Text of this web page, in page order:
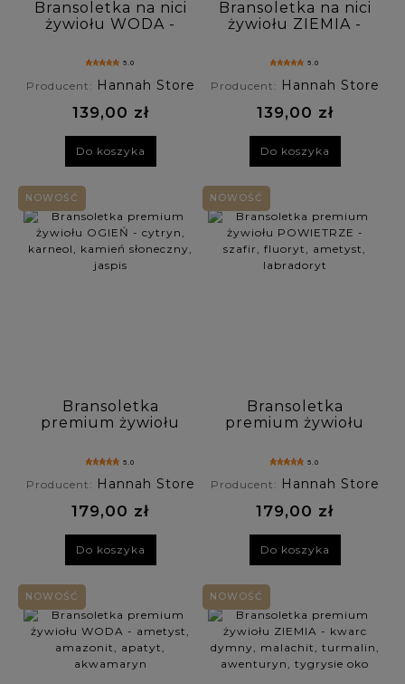
Bransoletka na nici
żywiołu WODA -
apatyt, akwamaryn
5.0
Producent: Hannah Store
139,00 zł
Do koszyka
Bransoletka na nici
żywiołu ZIEMIA -
malachit, turmalin,
tygrysie oko
5.0
Producent: Hannah Store
139,00 zł
Do koszyka
Bransoletka
premium żywiołu
karneol, kamień
słoneczny, jaspis
5.0
Producent: Hannah Store
179,00 zł
Do koszyka
NOWOŚĆ
Bransoletka
premium żywiołu
szafir, fluoryt,
ametyst,
labradoryt
5.0
Producent: Hannah Store
179,00 zł
Do koszyka
NOWOŚĆ
NOWOŚĆ NOWOŚĆ